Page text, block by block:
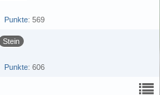
Punkte 569
Stein
Punkte 606